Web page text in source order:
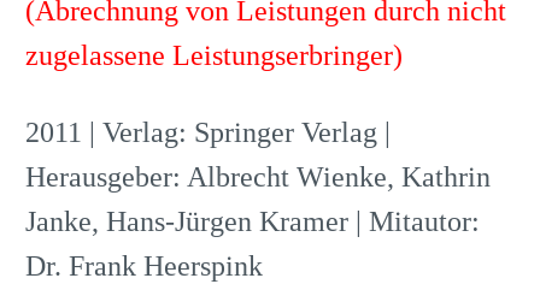
(Abrechnung von Leistungen durch nicht
zugelassene Leistungserbringer)
2011 | Verlag: Springer Verlag |
Herausgeber: Albrecht Wienke, Kathrin
Janke, Hans-Jürgen Kramer | Mitautor:
Dr. Frank Heerspink